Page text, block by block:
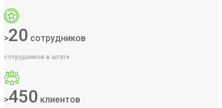
>20 сотрудников
сотрудников в штате
>450 клиентов